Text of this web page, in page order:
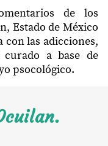
de los
Estado de México
las adicciones,
a base de
psocológico.